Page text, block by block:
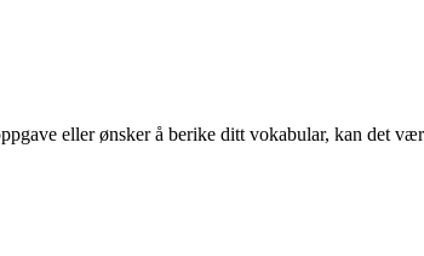
eller ønsker å berike ditt vokabular, kan det